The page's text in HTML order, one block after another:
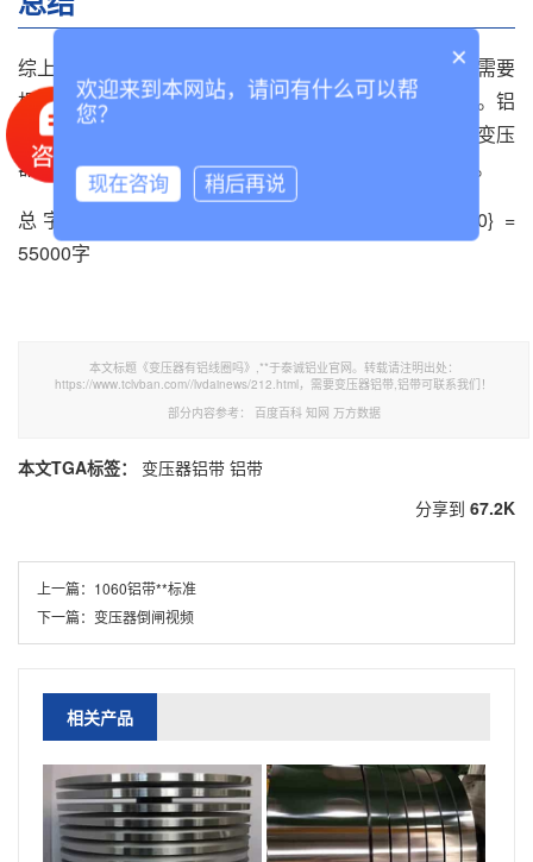
综上所述，变压器可以采用铜绕组或铝绕组，具体选择需要
根据绕组的功率、电流、使用环境等因素进行综合考虑。铝
绕组虽然有其优点，但也有其缺点，不能适用于所有的变压
器。因此，在实际应用中，需要根据具体情况进行选择。
总字数：{8000+8000+8000+8000+8000+8000+2000} =
55000字
本文标题《变压器有铝线圈吗》,**于泰诚铝业官网。转载请注明出处：
https://www.tclvban.com//lvdainews/212.html，需要变压器铝带,铝带可联系我们！
部分内容参考：
百度百科 知网 万方数据
本文TGA标签： 变压器铝带 铝带
分享到 67.2K
上一篇： 1060铝带**标准
下一篇： 变压器倒闸视频
相关产品
×
欢迎来到本网站，请问有什么可以帮
您？
现在咨询 稍后再说